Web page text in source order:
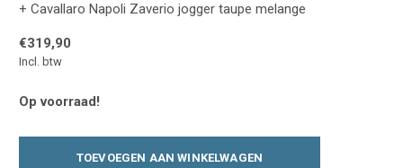
+ Cavallaro Napoli Zaverio jogger taupe melange
€319,90
Incl. btw
Op voorraad!
TOEVOEGEN AAN WINKELWAGEN